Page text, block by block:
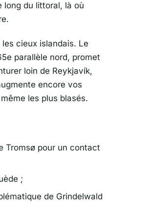
long du littoral, là où
cieux islandais. Le
parallèle nord, promet
loin de Reykjavík,
encore vos
les plus blasés.
Tromsø pour un contact
;
de Grindelwald